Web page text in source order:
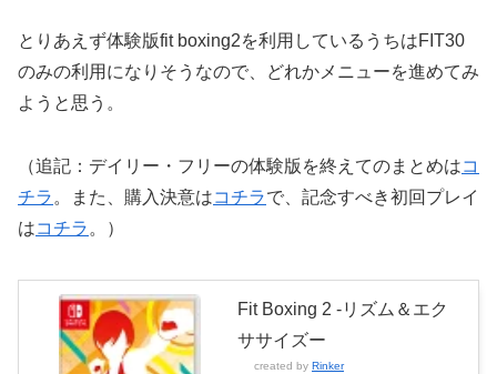
とりあえず体験版fit boxing2を利用しているうちはFIT30
のみの利用になりそうなので、どれかメニューを進めてみ
ようと思う。
（追記：デイリー・フリーの体験版を終えてのまとめはコ
チラ 。 ま た、購入決意はコチラで、記念すべき初回プレイ
はコチラ 。）
Fit Boxing 2 -リズム＆エク
ササイズー
created by Rinker